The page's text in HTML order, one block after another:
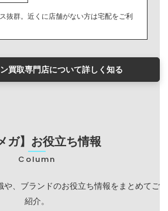
抜群。近くに店舗がない方は宅配をご利
買取専門店について詳しく知る
ガ】お役立ち情報
Column
や、ブランドのお役立ち情報をまとめてご
紹介。